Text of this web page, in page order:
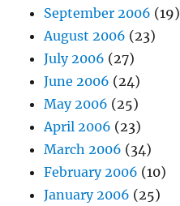
September 2006 (19)
August 2006 (23)
July 2006 (27)
June 2006 (24)
May 2006 (25)
April 2006 (23)
March 2006 (34)
February 2006 (10)
January 2006 (25)